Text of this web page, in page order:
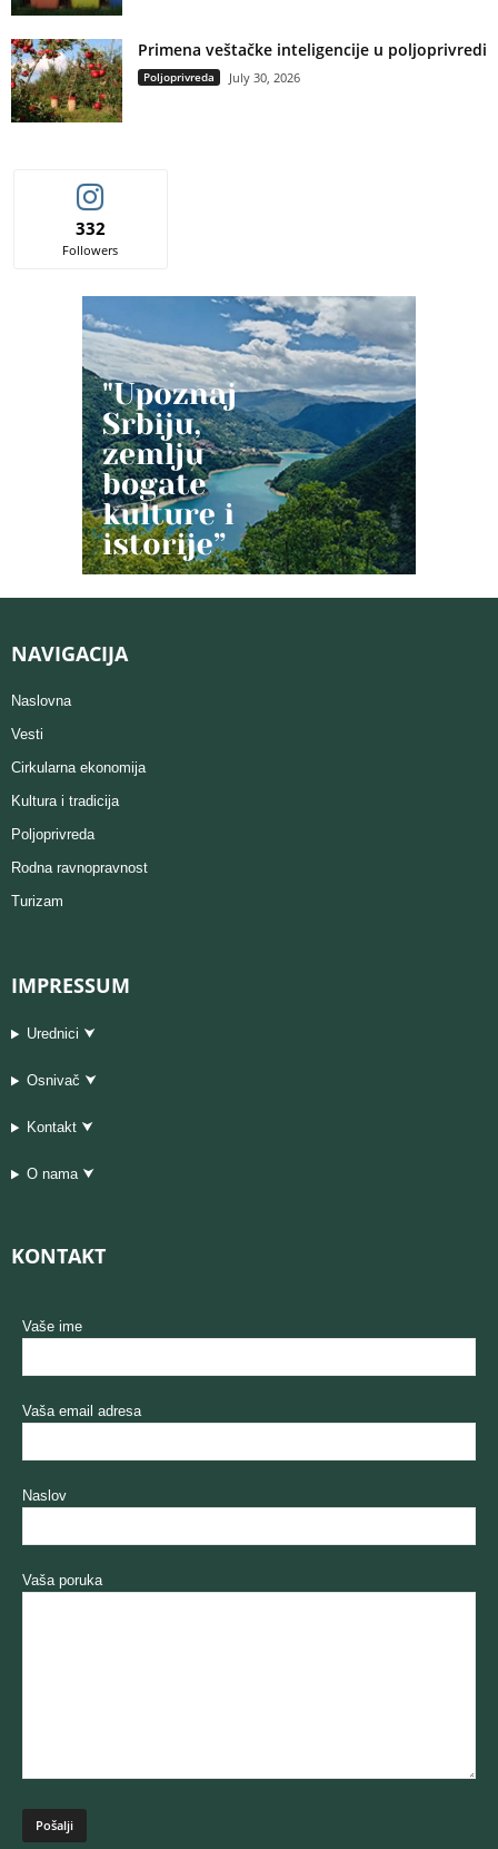
Primena veštačke inteligencije u poljoprivredi
Poljoprivreda July 30, 2026
332
Followers
NAVIGACIJA
Naslovna
Vesti
Cirkularna ekonomija
Kultura i tradicija
Poljoprivreda
Rodna ravnopravnost
Turizam
IMPRESSUM
Urednici ⮟
Osnivač ⮟
Kontakt ⮟
O nama ⮟
KONTAKT
Vaše ime
Vaša email adresa
Naslov
Vaša poruka